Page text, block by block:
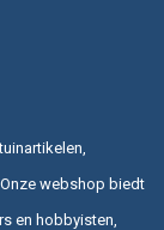
webshop biedt
en hobbyisten,